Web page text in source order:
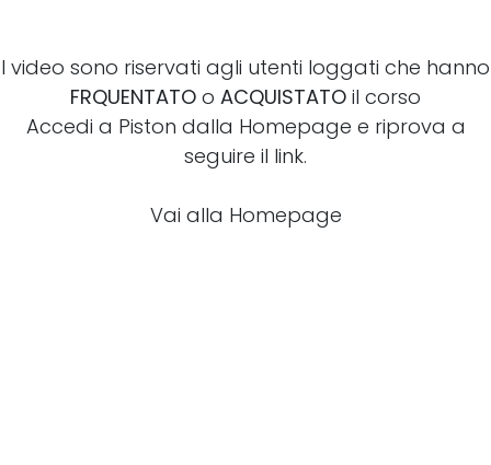
I video sono riservati agli utenti loggati che hanno
FRQUENTATO o ACQUISTATO il corso
Accedi a Piston dalla Homepage e riprova a
seguire il link.
Vai alla Homepage